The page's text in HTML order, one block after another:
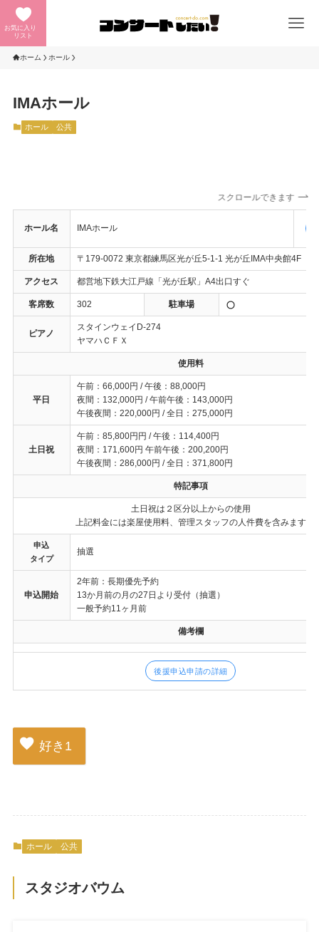
お気に入り
リスト
ホーム ホール
IMAホール
ホール 公共
スクロールできます
ホール名 IMAホール
所在地 〒179-0072 東京都練馬区光が丘5-1-1 光が丘IMA中央館4F
アクセス 都営地下鉄大江戸線「光が丘駅」A4出口すぐ
客席数 302 駐車場
ピアノ
スタインウェイD-274
ヤマハＣＦＸ
使用料
平日
午前：66,000円 / 午後：88,000円
夜間：132,000円 / 午前午後：143,000円
午後夜間：220,000円 / 全日：275,000円
土日祝
午前：85,800円円 / 午後：114,400円
夜間：171,600円 午前午後：200,200円
午後夜間：286,000円 / 全日：371,800円
特記事項
⼟⽇祝は２区分以上からの使⽤
上記料⾦には楽屋使⽤料、管理スタッフの⼈件費を含みます
申込
タイプ
抽選
申込開始
2年前：長期優先予約
13か月前の月の27日より受付（抽選）
一般予約11ヶ月前
備考欄
後援申込申請の詳細
好き 1
ホール 公共
スタジオバウム